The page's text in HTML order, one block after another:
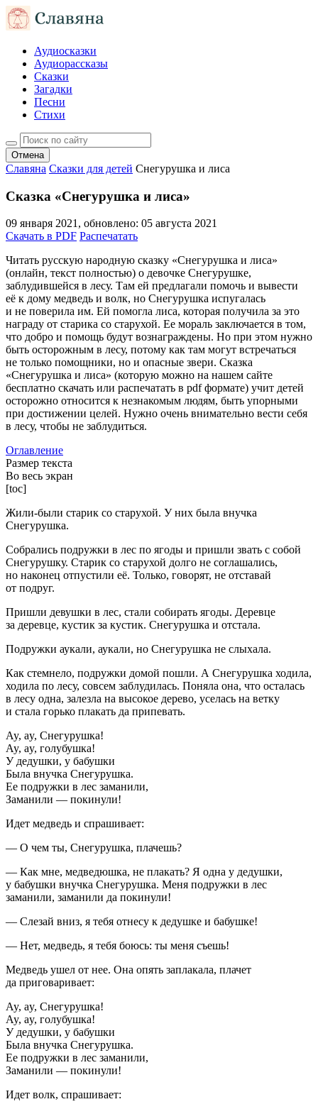
Аудиосказки
Аудиорассказы
Сказки
Загадки
Песни
Стихи
Отмена
Славяна Сказки для детей Снегурушка и лиса
Сказка «Снегурушка и лиса»
09 января 2021, обновлено: 05 августа 2021
Скачать в PDF Распечатать
Читать русскую народную сказку «Снегурушка и лиса»
(онлайн, текст полностью) о девочке Снегурушке,
заблудившейся в лесу. Там ей предлагали помочь и вывести
её к дому медведь и волк, но Снегурушка испугалась
и не поверила им. Ей помогла лиса, которая получила за это
награду от старика со старухой. Ее мораль заключается в том,
что добро и помощь будут вознаграждены. Но при этом нужно
быть осторожным в лесу, потому как там могут встречаться
не только помощники, но и опасные звери. Сказка
«Снегурушка и лиса» (которую можно на нашем сайте
бесплатно скачать или распечатать в pdf формате) учит детей
осторожно относится к незнакомым людям, быть упорными
при достижении целей. Нужно очень внимательно вести себя
в лесу, чтобы не заблудиться.
Оглавление
Размер текста
Во весь экран
[toc]
Жили-были старик со старухой. У них была внучка
Снегурушка.
Собрались подружки в лес по ягоды и пришли звать с собой
Снегурушку. Старик со старухой долго не соглашались,
но наконец отпустили её. Только, говорят, не отставай
от подруг.
Пришли девушки в лес, стали собирать ягоды. Деревце
за деревце, кустик за кустик. Снегурушка и отстала.
Подружки аукали, аукали, но Снегурушка не слыхала.
Как стемнело, подружки домой пошли. А Снегурушка ходила,
ходила по лесу, совсем заблудилась. Поняла она, что осталась
в лесу одна, залезла на высокое дерево, уселась на ветку
и стала горько плакать да припевать.
Ay, ay, Снегурушка!
Ay, ay, голубушка!
У дедушки, у бабушки
Была внучка Снегурушка.
Ее подружки в лес заманили,
Заманили — покинули!
Идет медведь и спрашивает:
— О чем ты, Снегурушка, плачешь?
— Как мне, медведюшка, не плакать? Я одна у дедушки,
у бабушки внучка Снегурушка. Меня подружки в лес
заманили, заманили да покинули!
— Слезай вниз, я тебя отнесу к дедушке и бабушке!
— Нет, медведь, я тебя боюсь: ты меня съешь!
Медведь ушел от нее. Она опять заплакала, плачет
да приговаривает:
Ay, ay, Снегурушка!
Ay, ay, голубушка!
У дедушки, у бабушки
Была внучка Снегурушка.
Ее подружки в лес заманили,
Заманили — покинули!
Идет волк, спрашивает: